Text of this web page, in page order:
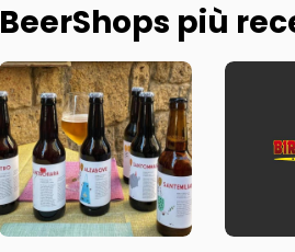
BeerShops più